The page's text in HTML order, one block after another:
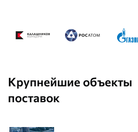
Крупнейшие объекты
поставок